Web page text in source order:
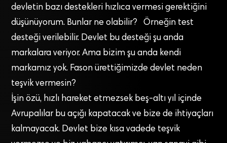
devletin bazı destekleri hızlıca vermesi gerektiğini
düşünüyorum. Bunlar ne olabilir? Örneğin test
desteği verilebilir. Devlet bu desteği şu anda
markalara veriyor. Ama bizim şu anda kendi
markamız yok. Fason ürettiğimizde devlet neden
teşvik vermesin?
İşin özü, hızlı hareket etmezsek beş-altı yıl içinde
Avrupalılar bu açığı kapatacak ve bize de ihtiyaçları
kalmayacak. Devlet bize kısa vadede teşvik